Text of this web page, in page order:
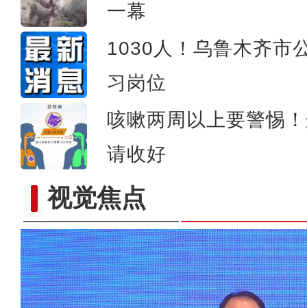
一幕
1030人！乌鲁木齐市
习岗位
咳嗽两周以上要警惕
请收好
视觉焦点雪豹现身新疆库木塔格沙漠